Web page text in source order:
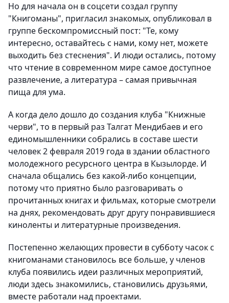
Но для начала он в соцсети создал группу
"Книгоманы", пригласил знакомых, опубликовал в
группе бескомпромиссный пост: "Те, кому
интересно, оставайтесь с нами, кому нет, можете
выходить без стеснения". И люди остались, потому
что чтение в современном мире самое доступное
развлечение, а литература – самая привычная
пища для ума.
А когда дело дошло до создания клуба "Книжные
черви", то в первый раз Талгат Мендибаев и его
единомышленники собрались в составе шести
человек 2 февраля 2019 года в здании областного
молодежного ресурсного центра в Кызылорде. И
сначала общались без какой-либо концепции,
потому что приятно было разговаривать о
прочитанных книгах и фильмах, которые смотрели
на днях, рекомендовать друг другу понравившиеся
киноленты и литературные произведения.
Постепенно желающих провести в субботу часок с
книгоманами становилось все больше, у членов
клуба появились идеи различных мероприятий,
люди здесь знакомились, становились друзьями,
вместе работали над проектами.